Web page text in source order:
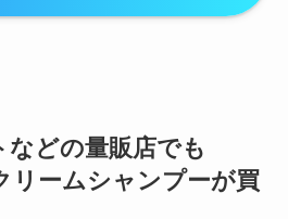
などの量販店でも
リームシャンプーが買